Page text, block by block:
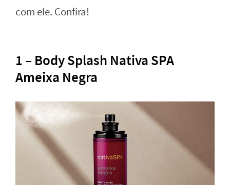
com ele. Confira!
1 – Body Splash Nativa SPA
Ameixa Negra